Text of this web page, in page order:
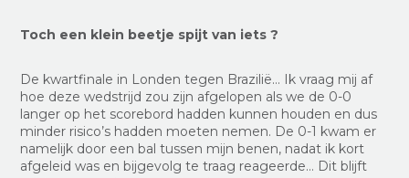
Toch een klein beetje spijt van iets ?
De kwartfinale in Londen tegen Brazilië… Ik vraag mij af
hoe deze wedstrijd zou zijn afgelopen als we de 0-0
langer op het scorebord hadden kunnen houden en dus
minder risico’s hadden moeten nemen. De 0-1 kwam er
namelijk door een bal tussen mijn benen, nadat ik kort
afgeleid was en bijgevolg te traag reageerde… Dit blijft